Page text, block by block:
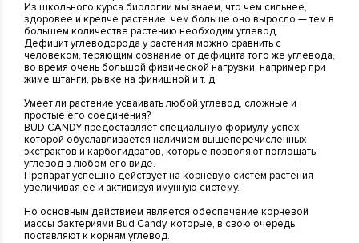
Из школьного курса биологии мы знаем, что чем сильнее,
здоровее и крепче растение, чем больше оно выросло — тем в
большем количестве растению необходим углевод.
Дефицит углеводорода у растения можно сравнить с
человеком, теряющим сознание от дефицита того же углевода,
во время очень большой физической нагрузки, например при
жиме штанги, рывке на финишной и т. д.
Умеет ли растение усваивать любой углевод, сложные и
простые его соединения?
BUD CANDY предоставляет специальную формулу, успех
которой обуславливается наличием вышеперечисленных
экстрактов и карбогидратов, которые позволяют поглощать
углевод в любом его виде.
Препарат успешно действует на корневую систем растения
увеличивая ее и активируя имунную систему.
Но основным действием является обеспечение корневой
массы бактериями Bud Candy, которые, в свою очередь,
поставляют к корням углевод.